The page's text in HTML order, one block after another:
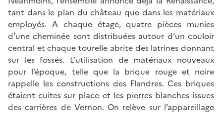
tant dans le plan du château que dans les matériaux
employés. A chaque étage, quatre pièces munies
d’une cheminée sont distribuées autour d’un couloir
central et chaque tourelle abrite des latrines donnant
sur les fossés. L’utilisation de matériaux nouveaux
pour l’époque, telle que la brique rouge et noire
rappelle les constructions des Flandres. Ces briques
étaient cuites sur place et les pierres blanches issues
des carrières de Vernon. On relève sur l’appareillage